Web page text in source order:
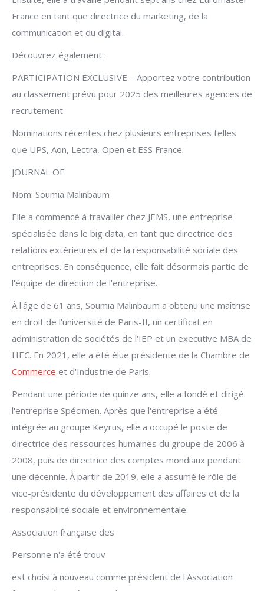
France en tant que directrice du marketing, de la
communication et du digital.
Découvrez également :
PARTICIPATION EXCLUSIVE – Apportez votre contribution
au classement prévu pour 2025 des meilleures agences de
recrutement
Nominations récentes chez plusieurs entreprises telles
que UPS, Aon, Lectra, Open et ESS France.
JOURNAL OF
Nom: Soumia Malinbaum
Elle a commencé à travailler chez JEMS, une entreprise
spécialisée dans le big data, en tant que directrice des
relations extérieures et de la responsabilité sociale des
entreprises. En conséquence, elle fait désormais partie de
l'équipe de direction de l'entreprise.
À l'âge de 61 ans, Soumia Malinbaum a obtenu une maîtrise
en droit de l'université de Paris-II, un certificat en
administration de sociétés de l'IEP et un executive MBA de
HEC. En 2021, elle a été élue présidente de la Chambre de
Commerce et d'Industrie de Paris.
Pendant une période de quinze ans, elle a fondé et dirigé
l'entreprise Spécimen. Après que l'entreprise a été
intégrée au groupe Keyrus, elle a occupé le poste de
directrice des ressources humaines du groupe de 2006 à
2008, puis de directrice des comptes mondiaux pendant
une décennie. À partir de 2019, elle a assumé le rôle de
vice-présidente du développement des affaires et de la
responsabilité sociale et environnementale.
Association française des
Personne n'a été trouv
est choisi à nouveau comme président de l'Association